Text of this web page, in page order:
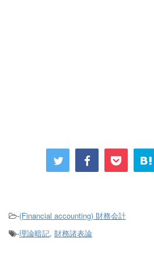
-(Financial accounting) 財務会計
-理論暗記, 財務諸表論